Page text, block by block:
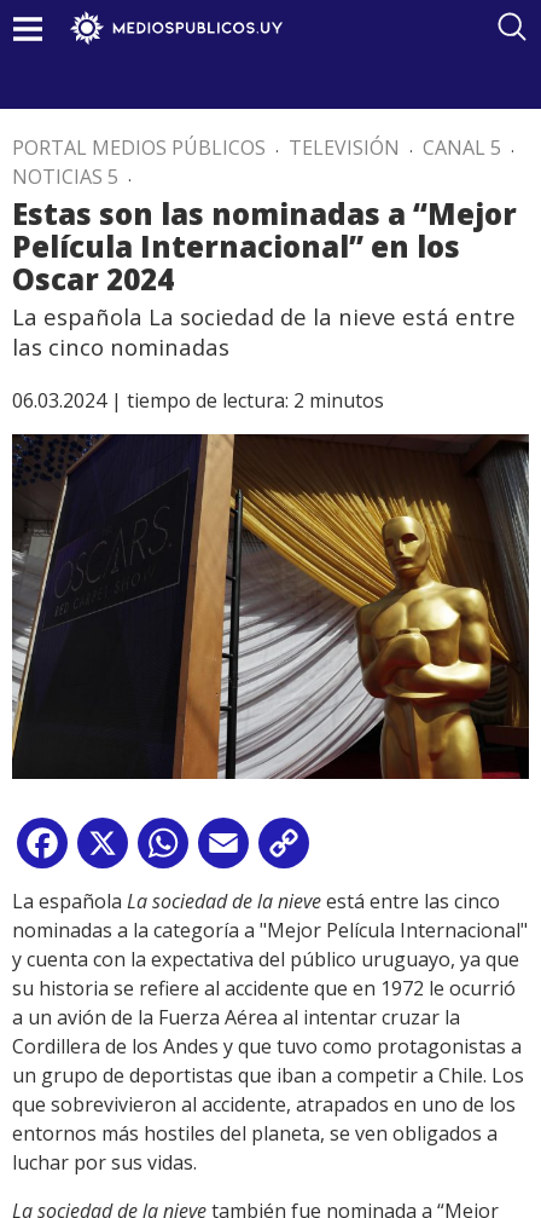
PORTAL MEDIOS PÚBLICOS . TELEVISIÓN . CANAL 5 .
NOTICIAS 5 .
Estas son las nominadas a “Mejor
Película Internacional” en los
Oscar 2024
La española La sociedad de la nieve está entre
las cinco nominadas
06.03.2024 | tiempo de lectura: 2 minutos
Facebook
X WhatsApp
Email
Link
La española La sociedad de la nieveestá entre las cinco
nominadas a la categoría a "Mejor Película Internacional"
y cuenta con la expectativa del público uruguayo, ya que
su historia se refiere al accidente que en 1972 le ocurrió
a un avión de la Fuerza Aérea al intentar cruzar la
Cordillera de los Andes y que tuvo como protagonistas a
un grupo de deportistas que iban a competir a Chile. Los
que sobrevivieron al accidente, atrapados en uno de los
entornos más hostiles del planeta, se ven obligados a
luchar por sus vidas.
La sociedad de la nievetambién fue nominada a “Mejor